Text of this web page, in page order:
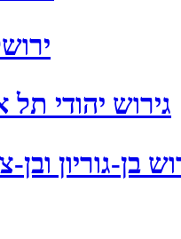
גירוש יהודי תל
בן-גוריון